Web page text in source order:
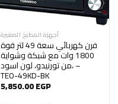
أجهزة المطبخ الصغيرة
فرن كهربائي سعة 49 لتر قوة
1800 وات مع شبكة وشواية
من تورنيدو، لون اسود، –
TEO-49KD-BK
5,850.00EGP